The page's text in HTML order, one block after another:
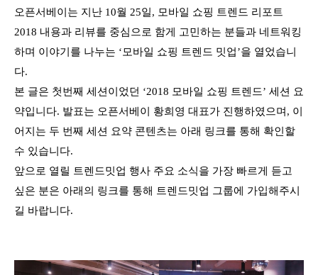
오픈서베이는 지난 10월 25일, 모바일 쇼핑 트렌드 리포트
2018 내용과 리뷰를 중심으로 함게 고민하는 분들과 네트워킹
하며 이야기를 나누는 ‘모바일 쇼핑 트렌드 밋업’을 열었습니
다.
본 글은 첫번째 세션이었던 ‘2018 모바일 쇼핑 트렌드’ 세션 요
약입니다. 발표는 오픈서베이 황희영 대표가 진행하였으며, 이
어지는 두 번째 세션 요약 콘텐츠는 아래 링크를 통해 확인할
수 있습니다.
앞으로 열릴 트렌드밋업 행사 주요 소식을 가장 빠르게 듣고
싶은 분은 아래의 링크를 통해 트렌드밋업 그룹에 가입해주시
길 바랍니다.